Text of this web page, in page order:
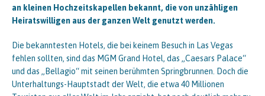
an kleinen Hochzeitskapellen bekannt, die von unzähligen
Heiratswilligen aus der ganzen Welt genutzt werden.
Die bekanntesten Hotels, die bei keinem Besuch in Las Vegas
fehlen sollten, sind das MGM Grand Hotel, das „Caesars Palace“
und das „Bellagio“ mit seinen berühmten Springbrunnen. Doch die
Unterhaltungs-Hauptstadt der Welt, die etwa 40 Millionen